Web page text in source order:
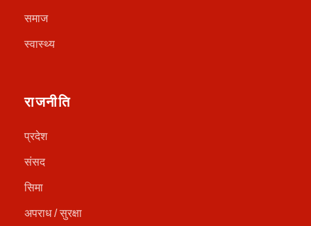
समाज
स्वास्थ्य
राजनीति
प्रदेश
संसद
सिमा
अपराध / सुरक्षा